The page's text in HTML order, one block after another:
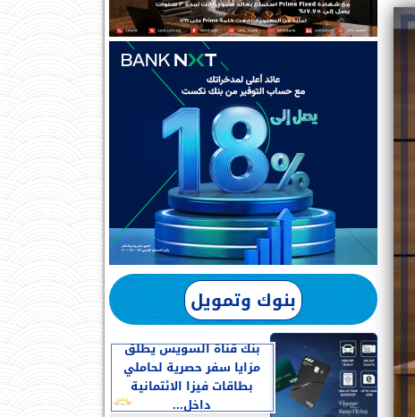
بنوك وتمويل
بنك قناة السويس يطلق
مزايا سفر حصرية لحاملي
بطاقات فيزا الائتمانية
داخل...